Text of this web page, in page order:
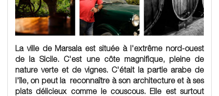
La ville de Marsala est située à l'extrême nord-ouest
de la Sicile. C'est une côte magnifique, pleine de
nature verte et de vignes. C'était la partie arabe de
l'île, on peut la reconnaître à son architecture et à ses
plats délicieux comme le couscous. Elle est surtout